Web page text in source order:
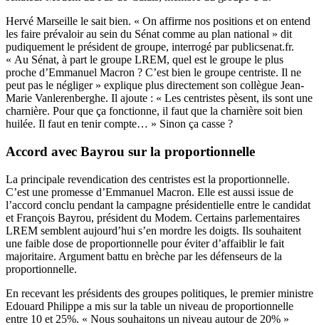
Hervé Marseille le sait bien. « On affirme nos positions et on entend
les faire prévaloir au sein du Sénat comme au plan national » dit
pudiquement le président de groupe, interrogé par publicsenat.fr.
« Au Sénat, à part le groupe LREM, quel est le groupe le plus
proche d’Emmanuel Macron ? C’est bien le groupe centriste. Il ne
peut pas le négliger » explique plus directement son collègue Jean-
Marie Vanlerenberghe. Il ajoute : « Les centristes pèsent, ils sont une
charnière. Pour que ça fonctionne, il faut que la charnière soit bien
huilée. Il faut en tenir compte… » Sinon ça casse ?
Accord avec Bayrou sur la proportionnelle
La principale revendication des centristes est la proportionnelle.
C’est une promesse d’Emmanuel Macron. Elle est aussi issue de
l’accord conclu pendant la campagne présidentielle entre le candidat
et François Bayrou, président du Modem. Certains parlementaires
LREM semblent aujourd’hui s’en mordre les doigts. Ils souhaitent
une faible dose de proportionnelle pour éviter d’affaiblir le fait
majoritaire. Argument battu en brèche par les défenseurs de la
proportionnelle.
En recevant les présidents des groupes politiques, le premier ministre
Edouard Philippe a mis sur la table un niveau de proportionnelle
entre 10 et 25%. « Nous souhaitons un niveau autour de 20% »